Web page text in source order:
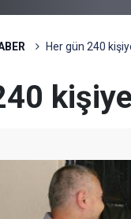
Her gün 240